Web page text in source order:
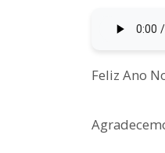
Feliz Ano